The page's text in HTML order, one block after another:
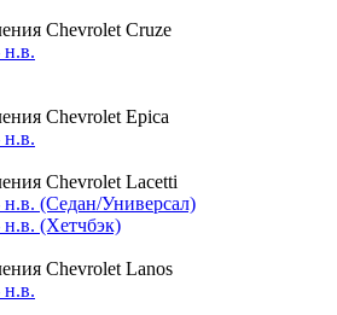
Chevrolet Cruze
н.в.
Chevrolet Epica
н.в.
Chevrolet Lacetti
н.в. (Седан/Универсал)
н.в. (Хетчбэк)
Chevrolet Lanos
н.в.